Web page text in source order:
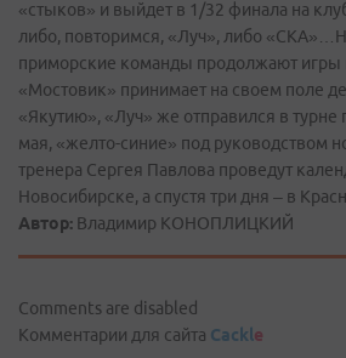
«стыков» и выйдет в 1/32 финала на
либо, повторимся, «Луч», либо
приморские команды продолжают игры
«Мостовик» принимает на своем поле
«Якутию», «Луч» же отправился в турне
мая, «желто-синие» под руководством
тренера Сергея Павлова проведут
Новосибирске, а спустя три дня – в
Автор: Владимир КОНОПЛИЦКИЙ
Comments are disabled
Комментарии для сайта Cackle